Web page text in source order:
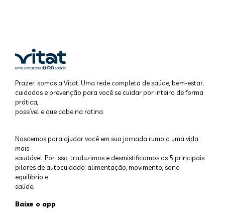
Prazer, somos a Vitat. Uma rede completa de saúde, bem-estar,
cuidados e prevenção para você se cuidar por inteiro de forma
prática,
possível e que cabe na rotina.
Nascemos para ajudar você em sua jornada rumo a uma vida
mais
saudável. Por isso, traduzimos e desmistificamos os 5 principais
pilares de autocuidado: alimentação, movimento, sono,
equilíbrio e
saúde.
Baixe o app